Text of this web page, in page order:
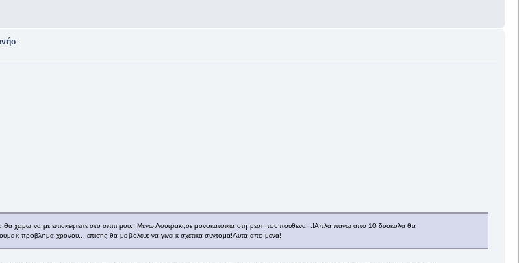
χαρω να με επισκεφτειτε στο σπιτι μου...Μενω Λουτρακι,σε μονοκατοικια στη μεση του πουθενα...!Απλα πανω απο 10 δυσκολα θα
κ προβλημα χρονου....επισης θα με βολευε να γινει κ σχετικα συντομα!Αυτα απο μενα!